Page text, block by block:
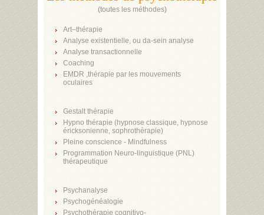
(toutes les méthodes)
Art–thérapie
Analyse existentielle, ou da-sein analyse
Analyse transactionnelle
Coaching
EMDR ,thérapie par les mouvements
oculaires
Gestalt thérapie
Hypno thérapie (hypnose classique, hypnose
éricksonienne, sophrothérapie)
Pleine conscience - Mindfulness
Programmation Neuro-linguistique (PNL)
thérapeutique
Psychanalyse
Psychogénéalogie
Psychothérapie cognitivo-